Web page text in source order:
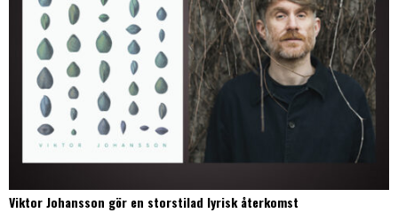
Viktor Johansson gör en storstilad lyrisk återkomst